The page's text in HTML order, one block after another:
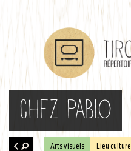
Chez Pablo
Arts visuels Lieu culturel